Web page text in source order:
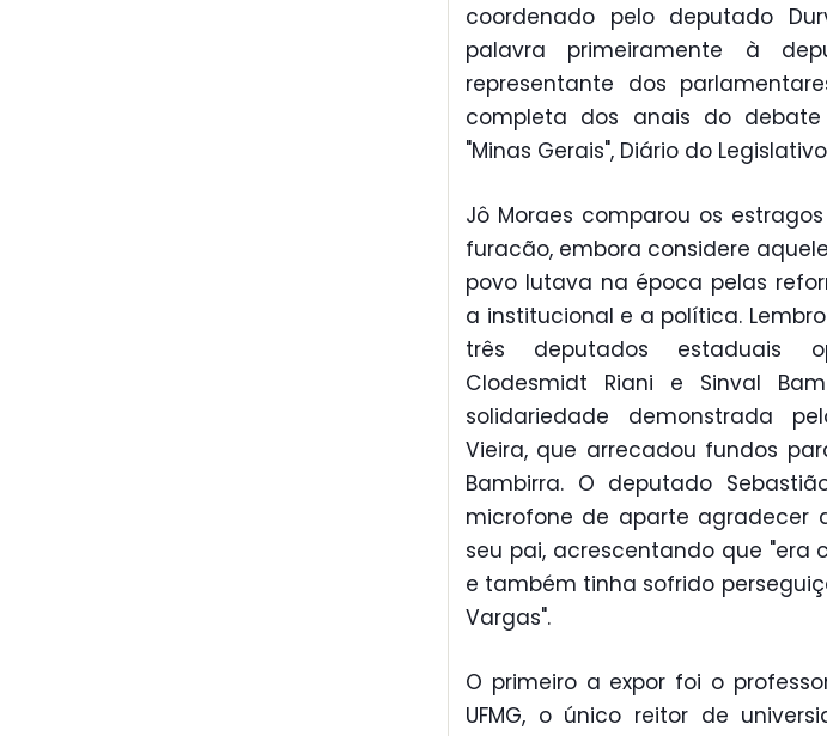
coordenado pelo deputado
palavra primeiramente à
representante dos
completa dos anais do
"Minas Gerais", Diário do
Jô Moraes comparou os
furacão, embora considere
povo lutava na época pelas
a institucional e a política.
três deputados estaduais
Clodesmidt Riani e Sinval
solidariedade demonstrada
Vieira, que arrecadou fundos
Bambirra. O deputado
microfone de aparte agradecer
seu pai, acrescentando que "era
e também tinha sofrido
Vargas".
O primeiro a expor foi o
UFMG, o único reitor de